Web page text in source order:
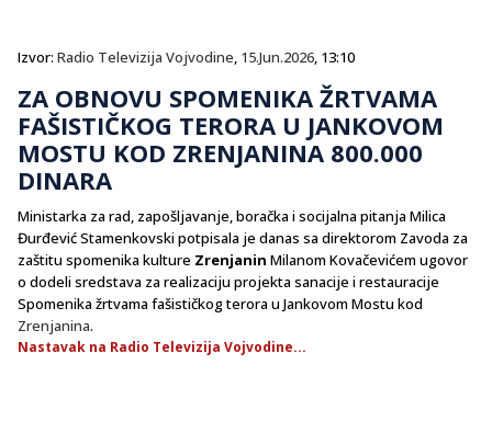
Izvor: Radio Televizija Vojvodine, 15.Jun.2026, 13:10
ZA OBNOVU SPOMENIKA ŽRTVAMA
FAŠISTIČKOG TERORA U JANKOVOM
MOSTU KOD ZRENJANINA 800.000
DINARA
Ministarka za rad, zapošljavanje, boračka i socijalna pitanja Milica
Đurđević Stamenkovski potpisala je danas sa direktorom Zavoda za
zaštitu spomenika kulture Zrenjanin Milanom Kovačevićem ugovor
o dodeli sredstava za realizaciju projekta sanacije i restauracije
Spomenika žrtvama fašističkog terora u Jankovom Mostu kod
Zrenjanina.
Nastavak na Radio Televizija Vojvodine...